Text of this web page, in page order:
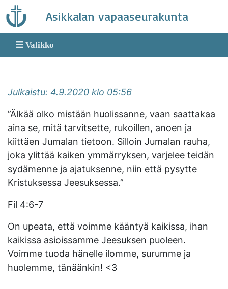
Skip
to
content
Asikkalan vapaaseurakunta
Valikko
Julkaistu: 4.9.2020 klo 05:56
”Älkää olko mistään huolissanne, vaan saattakaa
aina se, mitä tarvitsette, rukoillen, anoen ja
kiittäen Jumalan tietoon. Silloin Jumalan rauha,
joka ylittää kaiken ymmärryksen, varjelee teidän
sydämenne ja ajatuksenne, niin että pysytte
Kristuksessa Jeesuksessa.”
Fil 4:6-7
On upeata, että voimme kääntyä kaikissa, ihan
kaikissa asioissamme Jeesuksen puoleen.
Voimme tuoda hänelle ilomme, surumme ja
huolemme, tänäänkin! <3